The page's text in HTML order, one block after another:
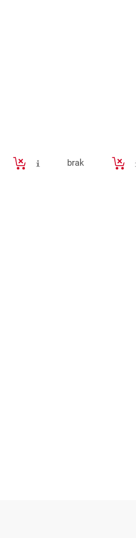
brak